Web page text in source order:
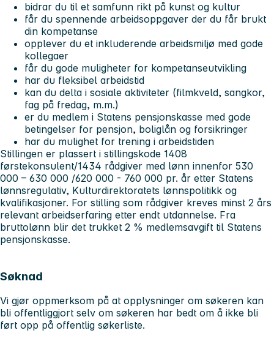
bidrar du til et samfunn rikt på kunst og kultur
får du spennende arbeidsoppgaver der du får brukt
din kompetanse
opplever du et inkluderende arbeidsmiljø med gode
kollegaer
får du gode muligheter for kompetanseutvikling
har du fleksibel arbeidstid
kan du delta i sosiale aktiviteter (filmkveld, sangkor,
fag på fredag, m.m.)
er du medlem i Statens pensjonskasse med gode
betingelser for pensjon, boliglån og forsikringer
har du mulighet for trening i arbeidstiden
Stillingen er plassert i stillingskode 1408
førstekonsulent/1434 rådgiver med lønn innenfor 530
000 – 630 000 /620 000 - 760 000 pr. år etter Statens
lønnsregulativ, Kulturdirektoratets lønnspolitikk og
kvalifikasjoner. For stilling som rådgiver kreves minst 2 års
relevant arbeidserfaring etter endt utdannelse. Fra
bruttolønn blir det trukket 2 % medlemsavgift til Statens
pensjonskasse.
Søknad
Vi gjør oppmerksom på at opplysninger om søkeren kan
bli offentliggjort selv om søkeren har bedt om å ikke bli
ført opp på offentlig søkerliste.